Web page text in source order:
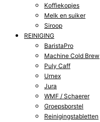
Koffiekopjes
Melk en suiker
Siroop
REINIGING
BaristaPro
Machine Cold Brew
Puly Caff
Urnex
Jura
WMF / Schaerer
Groepsborstel
Reinigingstabletten